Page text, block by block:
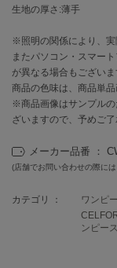
emmi atelier
emmi yoga
エミヨガ
ETRÉ TOKYO
エトレトウキョウ
アイ
生地の厚さ:薄手
※照明の関係により、実
またパソコン・スマー
が異なる場合もござい
商品の色味は、商品単品
※商品画像はサンプル
ざいますので、予めご了
メーカー品番 ：
(店舗でお問い合わせの際に
カテゴリ ： ワンピ
ンピース